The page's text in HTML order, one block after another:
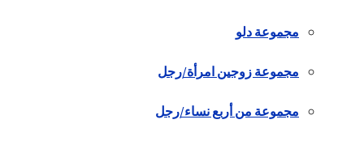
مجموعة دلو
مجموعة زوجين امرأة/رجل
مجموعة من أربع نساء/رجل